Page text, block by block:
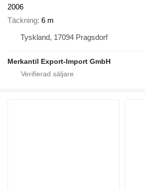
2006
Täckning 6 m
Tyskland, 17094 Pragsdorf
Merkantil Export-Import GmbH